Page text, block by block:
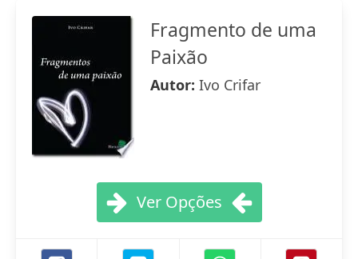
Fragmento de uma
Paixão
Autor: Ivo Crifar
Ver Opções